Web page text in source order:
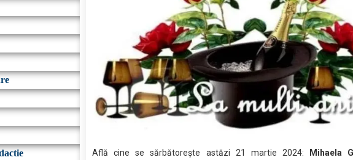
Află cine se sărbătoreşte astăzi 21 martie 2024: Mihaela